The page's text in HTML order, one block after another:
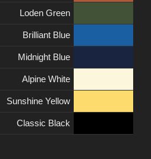
Loden Green
Brilliant Blue
Midnight Blue
Alpine White
Sunshine Yellow
Classic Black